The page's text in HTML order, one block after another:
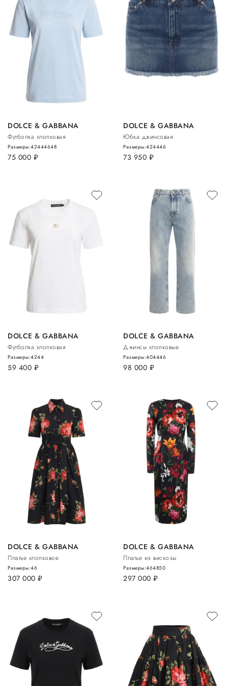
DOLCE & GABBANA
Футболка хлопковая
75 000 руб.
Размеры:42444648
DOLCE & GABBANA
Юбка джинсовая
73 950 руб.
Размеры:424446
DOLCE & GABBANA
Футболка хлопковая
59 400 руб.
Размеры:4244
DOLCE & GABBANA
Джинсы хлопковые
98 000 руб.
Размеры:404446
DOLCE & GABBANA
Платье хлопковое
307 000 руб.
Размеры:46
DOLCE & GABBANA
Платье из вискозы
297 000 руб.
Размеры:464850